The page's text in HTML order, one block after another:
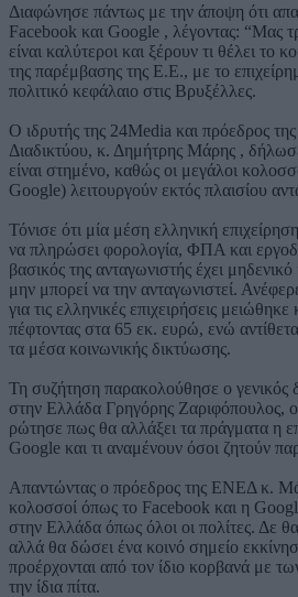
Διαφώνησε πάντως με την άποψη ότι
Facebook και Google , λέγοντας: “Μας
είναι καλύτεροι και ξέρουν τι θέλει το
της παρέμβασης της Ε.Ε., με το
πολιτικό κεφάλαιο στις Βρυξέλλες.
Ο ιδρυτής της 24Media και πρόεδρος
Διαδικτύου, κ. Δημήτρης Μάρης , δήλωσε
είναι στημένο, καθώς οι μεγάλοι
Google) λειτουργούν εκτός πλαισίου
Τόνισε ότι μία μέση ελληνική
να πληρώσει φορολογία, ΦΠΑ και
βασικός της ανταγωνιστής έχει
μην μπορεί να την ανταγωνιστεί.
για τις ελληνικές επιχειρήσεις
πέφτοντας στα 65 εκ. ευρώ, ενώ
τα μέσα κοινωνικής δικτύωσης.
Τη συζήτηση παρακολούθησε ο γενικός
στην Ελλάδα Γρηγόρης Ζαριφόπουλος, ο
ρώτησε πως θα αλλάξει τα πράγματα η
Google και τι αναμένουν όσοι ζητούν
Απαντώντας ο πρόεδρος της ΕΝΕΔ κ.
κολοσσοί όπως το Facebook και η
στην Ελλάδα όπως όλοι οι πολίτες. Δε θα
αλλά θα δώσει ένα κοινό σημείο
προέρχονται από τον ίδιο κορβανά με
την ίδια πίτα.